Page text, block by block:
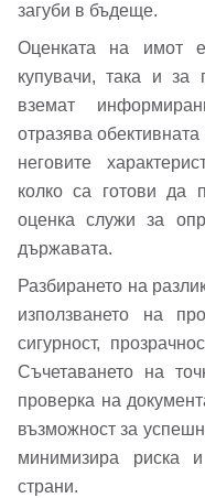
загуби в бъдеще.
Оценката на имот
купувачи, така и за
вземат
отразява
неговите
колко са готови да
оценка служи за
държавата.
Разбирането на
използването на
сигурност,
Съчетаването на
проверка на
възможност за
минимизира риска
страни.